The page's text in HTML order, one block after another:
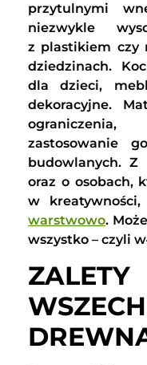
przytulnymi
niezwykle
z plastikiem czy
dziedzinach.
dla dzieci,
dekoracyjne.
zastosowanie
budowlanych. Z
oraz o osobach,
w kreatywności,
warstwowo.
wszystko – czyli
ZALETY